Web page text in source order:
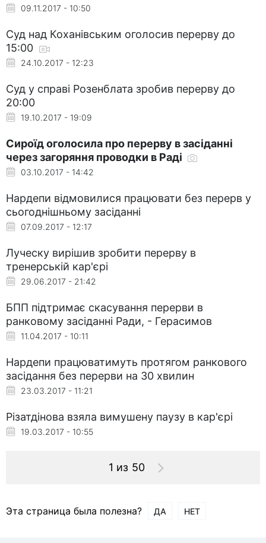
09.11.2017 - 10:50
Суд над Коханівським оголосив перерву до
15:00
24.10.2017 - 12:23
Суд у справі Розенблата зробив перерву до
20:00
19.10.2017 - 19:09
Сироїд оголосила про перерву в засіданні
через загоряння проводки в Раді
03.10.2017 - 14:42
Нардепи відмовилися працювати без перерв у
сьогоднішньому засіданні
07.09.2017 - 12:17
Луческу вирішив зробити перерву в
тренерській кар'єрі
29.06.2017 - 21:42
БПП підтримає скасування перерви в
ранковому засіданні Ради, - Герасимов
11.04.2017 - 10:11
Нардепи працюватимуть протягом ранкового
засідання без перерви на 30 хвилин
23.03.2017 - 11:21
Різатдінова взяла вимушену паузу в кар'єрі
19.03.2017 - 10:55
1 из 50
Эта страница была полезна? ДА НЕТ